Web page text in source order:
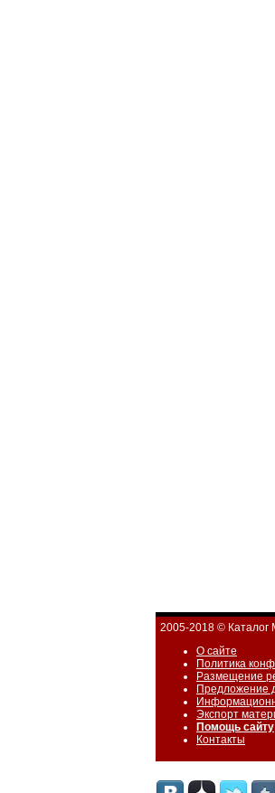
2005-2018 © Каталог
О сайте
Политика
Размещение
Предложение
Экспорт
Помощь сайту
Контакты